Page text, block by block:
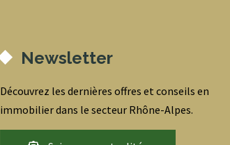
Newsletter
Découvrez les dernières offres et conseils en
immobilier dans le secteur Rhône-Alpes.